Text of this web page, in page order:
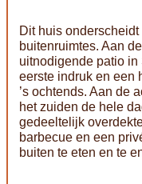
Dit huis
buitenruimtes. Aan
uitnodigende patio
eerste indruk en een
’s ochtends. Aan de
het zuiden de hele
gedeeltelijk
barbecue en een
buiten te eten en te